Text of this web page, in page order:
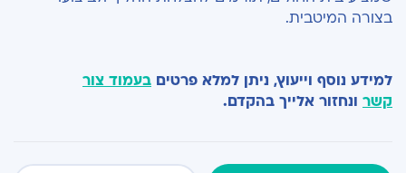
בצורה המיטבית.
למידע נוסף וייעוץ, ניתן למלא פרטים בעמוד צור
קשר ונחזור אלייך בהקדם.